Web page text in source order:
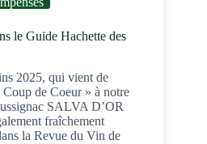
le Guide Hachette des
2025, qui vient de
de Coeur » à notre
SALVA D’OR
fraîchement
la Revue du Vin de